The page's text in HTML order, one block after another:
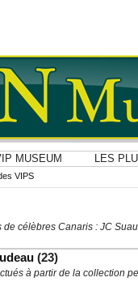
MUSEUM LES
VIPS
célèbres Canaris : JC
(23)
à partir de la collection